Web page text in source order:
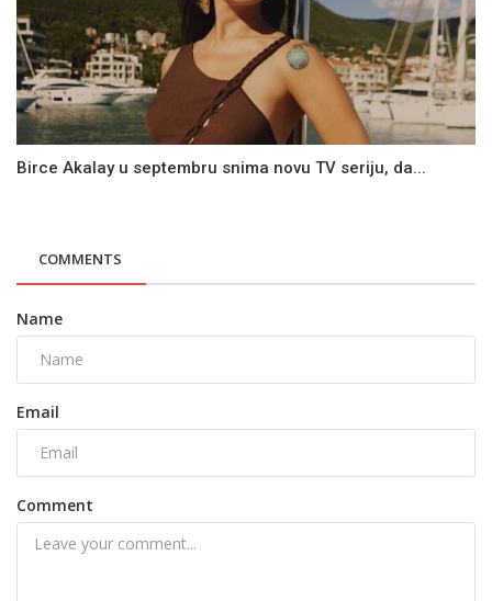
Birce Akalay u septembru snima novu TV seriju, da...
COMMENTS
Name
Email
Comment